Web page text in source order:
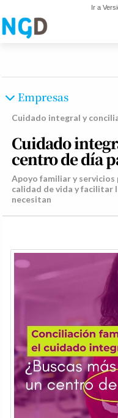
Ir a
Empresas
Cuidado integral y
Cuidado
centro de día
Apoyo familiar y
calidad de vida y facilitar
necesitan